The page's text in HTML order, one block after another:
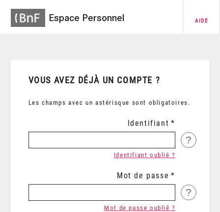
Espace Personnel AIDE
VOUS AVEZ DÉJÀ UN COMPTE ?
Les champs avec un astérisque sont obligatoires.
Identifiant
?
Identifiant oublié ?
Mot de passe
?
Mot de passe oublié ?